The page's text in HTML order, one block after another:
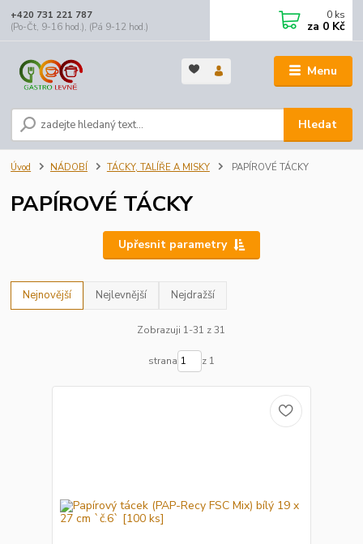
Menu
Hledat
+420 731 221 787
(Po-Čt, 9-16 hod.), (Pá 9-12 hod.)
0 ks
za 0 Kč
Úvod NÁDOBÍ TÁCKY, TALÍŘE A MISKY PAPÍROVÉ TÁCKY
PAPÍROVÉ TÁCKY
Upřesnit parametry
Nejnovější Nejlevnější Nejdražší
Zobrazuji 1-31 z 31
strana z 1